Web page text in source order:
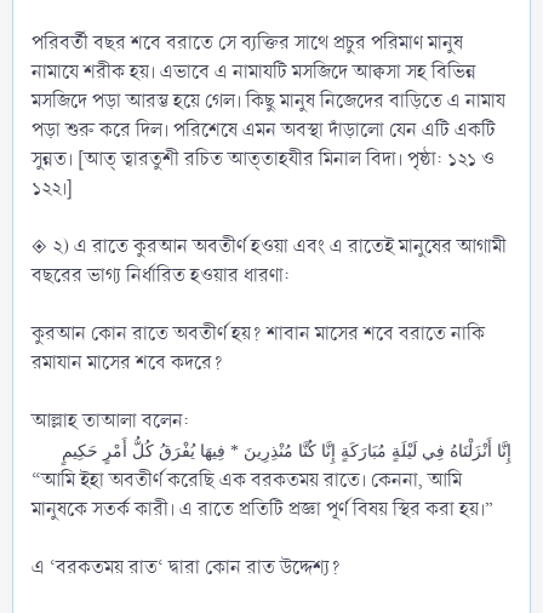
পরিবর্তী বছর শবে বরাতে সে ব্যক্তির সাথে প্রচুর পরিমাণ মানুষ
নামাযে শরীক হয়। এভাবে এ নামাযটি মসজিদে আক্বসা সহ বিভিন্ন
মসজিদে পড়া আরম্ভ হয়ে গেল। কিছু মানুষ নিজেদের বাড়িতে এ নামায
পড়া শুরু করে দিল। পরিশেষে এমন অবস্থা দাঁড়ালো যেন এটি একটি
সুন্নত। [আত্‌ ত্বারতুশী রচিত আত্‌তাহযীর মিনাল বিদা। পৃষ্ঠা: ১২১ ও
১২২।]
◈ ২) এ রাতে কুরআন অবতীর্ণ হওয়া এবং এ রাতেই মানুষের আগামী
বছরের ভাগ্য নির্ধারিত হওয়ার ধারণা:
কুরআন কোন রাতে অবতীর্ণ হয়? শাবান মাসের শবে বরাতে নাকি
রমাযান মাসের শবে কদরে?
আল্লাহ তাআলা বলেন:
إِنَّا أَنْزَلْنَاهُ فِي لَيْلَةٍ مُبَارَكَةٍ إِنَّا كُنَّا مُنْذِرِينَ * فِيهَا يُفْرَقُ كُلُّ أَمْرٍ حَكِيمٍ
“আমি ইহা অবতীর্ণ করেছি এক বরকতময় রাতে। কেননা, আমি
মানুষকে সতর্ক কারী। এ রাতে প্রতিটি প্রজ্ঞা পূর্ণ বিষয় স্থির করা হয়।”
এ ‘বরকতময় রাত‘ দ্বারা কোন রাত উদ্দেশ্য?